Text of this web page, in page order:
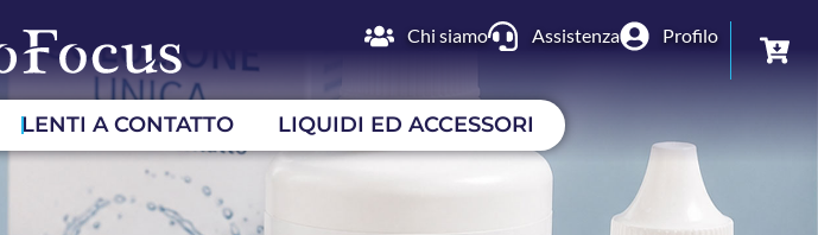
Chi siamo Assistenza Profilo
LENTI A CONTATTO LIQUIDI ED ACCESSORI